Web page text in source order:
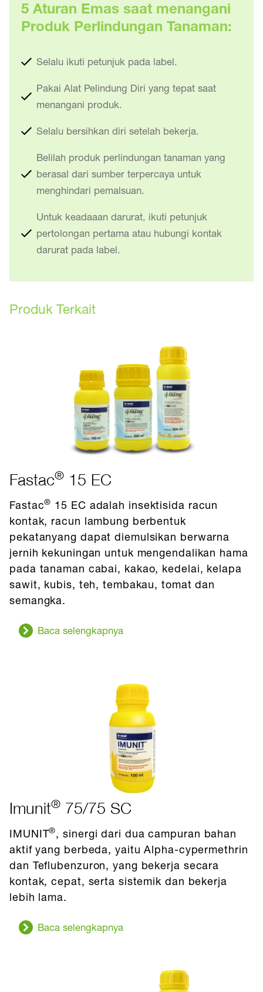
5 Aturan Emas saat menangani
Produk Perlindungan Tanaman:
Selalu ikuti petunjuk pada label.
Pakai Alat Pelindung Diri yang tepat saat
menangani produk.
Selalu bersihkan diri setelah bekerja.
Belilah produk perlindungan tanaman yang
berasal dari sumber terpercaya untuk
menghindari pemalsuan.
Untuk keadaaan darurat, ikuti petunjuk
pertolongan pertama atau hubungi kontak
darurat pada label.
Produk Terkait
Fastac® 15 EC
Fastac® 15 EC adalah insektisida racun
kontak, racun lambung berbentuk
pekatanyang dapat diemulsikan berwarna
jernih kekuningan untuk mengendalikan hama
pada tanaman cabai, kakao, kedelai, kelapa
sawit, kubis, teh, tembakau, tomat dan
semangka.
Baca selengkapnya
Imunit® 75/75 SC
IMUNIT®, sinergi dari dua campuran bahan
aktif yang berbeda, yaitu Alpha-cypermethrin
dan Teflubenzuron, yang bekerja secara
kontak, cepat, serta sistemik dan bekerja
lebih lama.
Baca selengkapnya